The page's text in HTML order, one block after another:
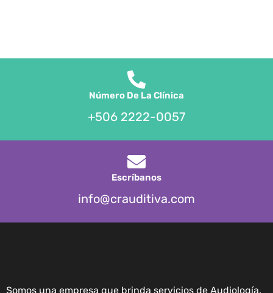
Número De La Clínica
+506 2222-0057
Escríbanos
info@crauditiva.com
Somos una empresa que brinda servicios de Audiología,